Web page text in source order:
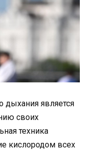
дыхания является
своих
техника
кислородом всех